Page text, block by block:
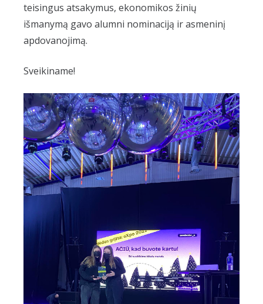
teisingus atsakymus, ekonomikos žinių
išmanymą gavo alumni nominaciją ir asmeninį
apdovanojimą.
Sveikiname!